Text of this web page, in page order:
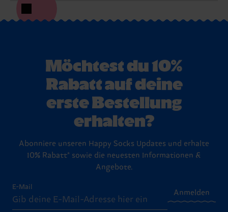
Möchtest du 10%
Rabatt auf deine
erste Bestellung
erhalten?
Abonniere unseren Happy Socks Updates und erhalte
10% Rabatt* sowie die neuesten Informationen &
Angebote.
E-Mail
Anmelden